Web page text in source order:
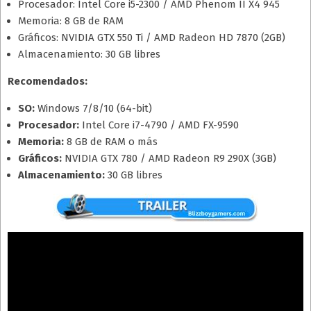
Procesador: Intel Core i5-2300 / AMD Phenom II X4 945
Memoria: 8 GB de RAM
Gráficos: NVIDIA GTX 550 Ti / AMD Radeon HD 7870 (2GB)
Almacenamiento: 30 GB libres
Recomendados:
SO: Windows 7/8/10 (64-bit)
Procesador: Intel Core i7-4790 / AMD FX-9590
Memoria: 8 GB de RAM o más
Gráficos: NVIDIA GTX 780 / AMD Radeon R9 290X (3GB)
Almacenamiento: 30 GB libres